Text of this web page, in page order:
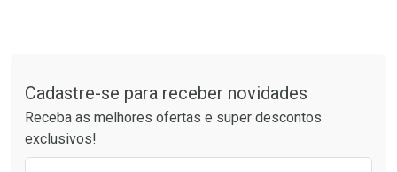
Cadastre-se para receber novidades
Receba as melhores ofertas e super descontos
exclusivos!